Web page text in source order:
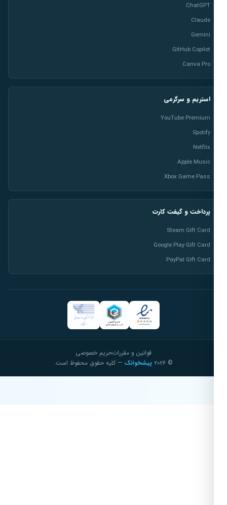
ChatGPT
Claude
Gemini
GitHub Copilot
Canva Pro
استریم و سرگرمی
YouTube Premium
Spotify
Netflix
Apple Music
Xbox Game Pass
پرداخت و گیفت کارت
Steam Gift Card
Google Play Gift Card
PayPal Gift Card
قوانین و مقرراتحریم خصوصی
پیشخوانک— کلیه حقوق محفوظ است.